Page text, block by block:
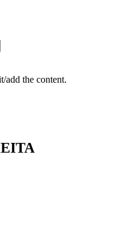
add the content.